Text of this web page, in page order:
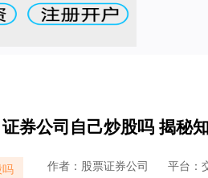
证券公司自己炒股吗 揭秘
作者：股票证券公司 平台：